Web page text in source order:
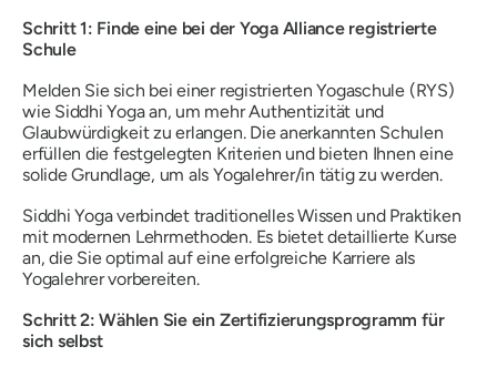
Schritt 1: Finde eine bei der Yoga Alliance registrierte
Schule
Melden Sie sich bei einer registrierten Yogaschule (RYS)
wie Siddhi Yoga an, um mehr Authentizität und
Glaubwürdigkeit zu erlangen. Die anerkannten Schulen
erfüllen die festgelegten Kriterien und bieten Ihnen eine
solide Grundlage, um als Yogalehrer/in tätig zu werden.
Siddhi Yoga verbindet traditionelles Wissen und Praktiken
mit modernen Lehrmethoden. Es bietet detaillierte Kurse
an, die Sie optimal auf eine erfolgreiche Karriere als
Yogalehrer vorbereiten.
Schritt 2: Wählen Sie ein Zertifizierungsprogramm für
sich selbst